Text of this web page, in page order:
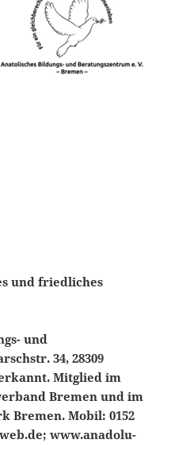
und friedliches
und
34, 28309
Mitglied im
Bremen und im
Bremen. Mobil: 0152
www.anadolu-